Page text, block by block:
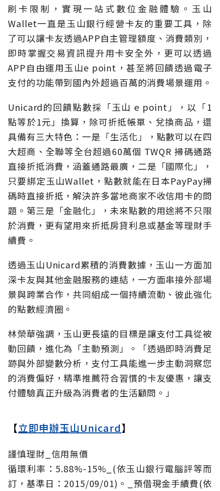
刷卡限制，實現一站式數位金融體驗。玉山
Wallet一直是玉山銀行經營卡友的重要工具，除
了可以讓卡友透過APP自主管理額度、消費類別，
即時掌握交易資訊提升用卡安全外，更可以透過
APP自由運用玉山e point，甚至將回饋透過電子
支付的功能帶到國內外超過百萬的消費場景運用。
Unicard的回饋點數採「玉山 e point」，以「1
點等於1元」換算，除可折抵帳單、兌換商品，還
具備有三大特色：一是「生活化」，點數可以在四
大超商、全聯等全台超過60萬個 TWQR 掃碼通路
直接折抵消費，涵蓋通路最廣，二是「國際化」，
只要綁定玉山Wallet，點數就能在日本PayPay掃
碼時直接折抵，解決許多當地商家不收信用卡的問
題。第三是「金融化」，未來點數的用途將不只限
於消費，更有望用來折抵房貸利息或基金等理財手
續費。
透過玉山Unicard累積的消費數據，玉山一方面加
深卡友與其他金融服務的連結，一方面串接外部場
景與跨業合作，共同組成一個持續流動、彼此強化
的點數經濟圈。
林榮華強調，玉山更長遠的目標是讓支付工具從被
動回饋，進化為「主動預測」。「透過即時消費足
跡與外部變數分析，支付工具能進一步主動洞察您
的消費偏好，精準推薦符合習慣的卡友優惠，讓支
付體驗真正升級為消費者的生活顧問。」
【立即申辦玉山Unicard】
謹慎理財_信用無價
循環利率：5.88%-15%_(依玉山銀行電腦評等而
訂，基準日：2015/09/01)。_預借現金手續費(依